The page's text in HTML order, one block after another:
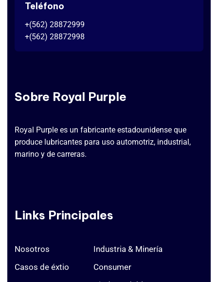
Teléfono
+(562) 28872999
+(562) 28872998
Sobre Royal Purple
Royal Purple es un fabricante estadounidense que
produce lubricantes para uso automotriz, industrial,
marino y de carreras.
Links Principales
Nosotros
Casos de éxtio
Industria & Minería
Consumer